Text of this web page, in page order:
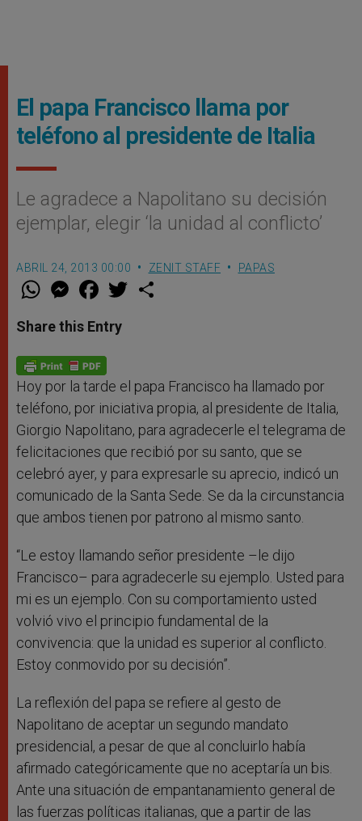
El papa Francisco llama por
teléfono al presidente de Italia
Le agradece a Napolitano su decisión
ejemplar, elegir ‘la unidad al conflicto’
ABRIL 24, 2013 00:00 ZENIT STAFF PAPAS
W
t
s
p
p
M
e
s
e
g
e
r
F
a
e
b
o
k
w
Share this Entry
Hoy por la tarde el papa Francisco ha llamado por
teléfono, por iniciativa propia, al presidente de Italia,
Giorgio Napolitano, para agradecerle el telegrama de
felicitaciones que recibió por su santo, que se
celebró ayer, y para expresarle su aprecio, indicó un
comunicado de la Santa Sede. Se da la circunstancia
que ambos tienen por patrono al mismo santo.
“Le estoy llamando señor presidente –le dijo
Francisco– para agradecerle su ejemplo. Usted para
mi es un ejemplo. Con su comportamiento usted
volvió vivo el principio fundamental de la
convivencia: que la unidad es superior al conflicto.
Estoy conmovido por su decisión”.
La reflexión del papa se refiere al gesto de
Napolitano de aceptar un segundo mandato
presidencial, a pesar de que al concluirlo había
afirmado categóricamente que no aceptaría un bis.
Ante una situación de empantanamiento general de
las fuerzas políticas italianas, que a partir de las